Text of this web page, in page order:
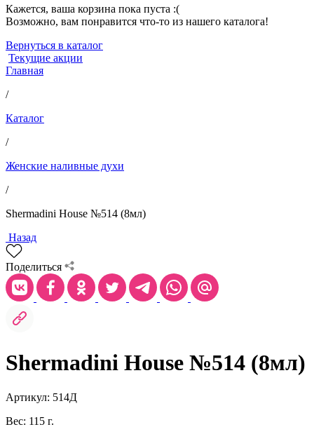
Кажется, ваша корзина пока пуста :(
Возможно, вам понравится что-то из нашего каталога!
Вернуться в каталог
Текущие акции
Главная
/
Каталог
/
Женские наливные духи
/
Shermadini House №514 (8мл)
Назад
Поделиться
Shermadini House №514 (8мл)
Артикул: 514Д
Вес: 115 г.